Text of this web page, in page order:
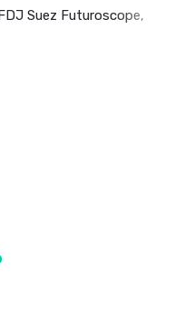
Suez Futuroscope,